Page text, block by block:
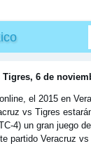
Tigres, 6 de
el 2015 en
vs Tigres
4) un gran juego
partido Veracruz